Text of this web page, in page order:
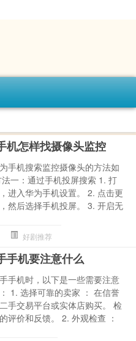
机怎样找摄像头监控
手机搜索监控摄像头的方法如
一：通过手机投屏搜索 1. 打
进入华为手机设置。 2. 点击更
然后选择手机投屏。 3. 开启无
好剧推荐
手机要注意什么
手机时，以下是一些需要注意
1. 选择可靠的卖家 ： 在信誉
手交易平台或实体店购买。 检
评价和反馈。 2. 外观检查 ：